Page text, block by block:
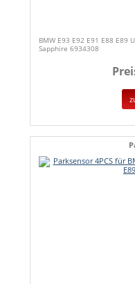
BMW E93 E92 E91 E88
Sapphire 6934308